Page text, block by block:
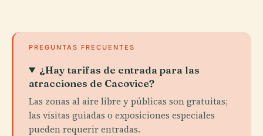
PREGUNTAS FRECUENTES
¿Hay tarifas de entrada para las
atracciones de Cacovice?
Las zonas al aire libre y públicas son gratuitas;
las visitas guiadas o exposiciones especiales
pueden requerir entradas.